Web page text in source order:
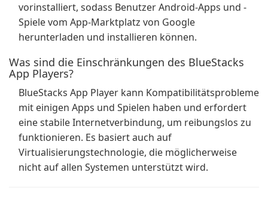
vorinstalliert, sodass Benutzer Android-Apps und -
Spiele vom App-Marktplatz von Google
herunterladen und installieren können.
Was sind die Einschränkungen des BlueStacks
App Players?
BlueStacks App Player kann Kompatibilitätsprobleme
mit einigen Apps und Spielen haben und erfordert
eine stabile Internetverbindung, um reibungslos zu
funktionieren. Es basiert auch auf
Virtualisierungstechnologie, die möglicherweise
nicht auf allen Systemen unterstützt wird.